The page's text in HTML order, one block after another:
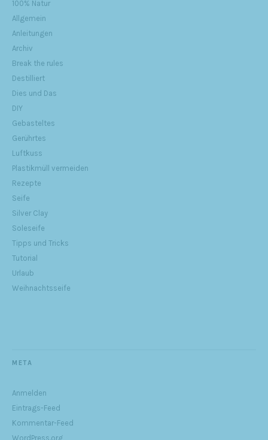
100% Natur
Allgemein
Anleitungen
Archiv
Break the rules
Destilliert
Dies und Das
DIY
Gebasteltes
Gerührtes
Luftkuss
Plastikmüll vermeiden
Rezepte
Seife
Silver Clay
Soleseife
Tipps und Tricks
Tutorial
Urlaub
Weihnachtsseife
META
Anmelden
Eintrags-Feed
Kommentar-Feed
WordPress.org